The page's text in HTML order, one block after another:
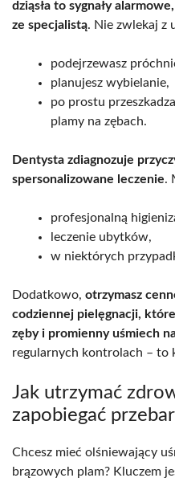
dziąsła to sygnały
ze specjalistą. Nie zwlekaj z
podejrzewasz
planujesz wybielanie,
po prostu
plamy na zębach.
Dentysta zdiagnozuje
spersonalizowane leczenie.
profesjonalną
leczenie ubytków,
w niektórych
Dodatkowo, otrzymasz
codziennej pielęgnacji,
zęby i promienny uśmiech
regularnych kontrolach – to
Jak utrzymać
zapobiegać
Chcesz mieć olśniewający
brązowych plam? Kluczem